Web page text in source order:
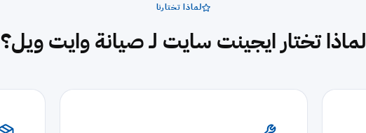
لماذا تختارنا
لماذا تختار ايجينت سايت لـ صيانة وايت ويل؟